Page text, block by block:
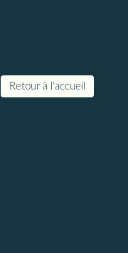
Retour à l'accueil